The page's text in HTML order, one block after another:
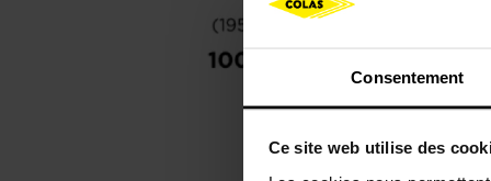
Consentement
Ce site web utilise des